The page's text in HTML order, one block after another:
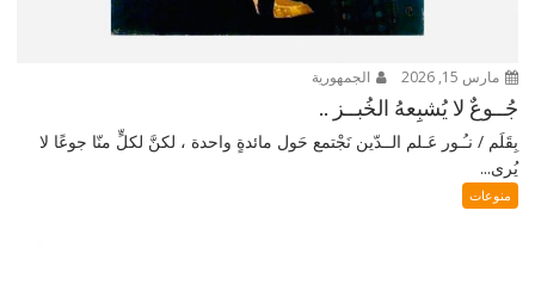
مارس 15, 2026 الجمهورية
جُــوعٌ لا يُشبِعهُ الخُبــز ..
بِقَلَم / نـُـور عَـلم الــدّين نَجْتمع حَول مائدةٍ واحدة ، لكنَّ لكلٍّ منّا جوعًا لا
يُرى...
منوعات